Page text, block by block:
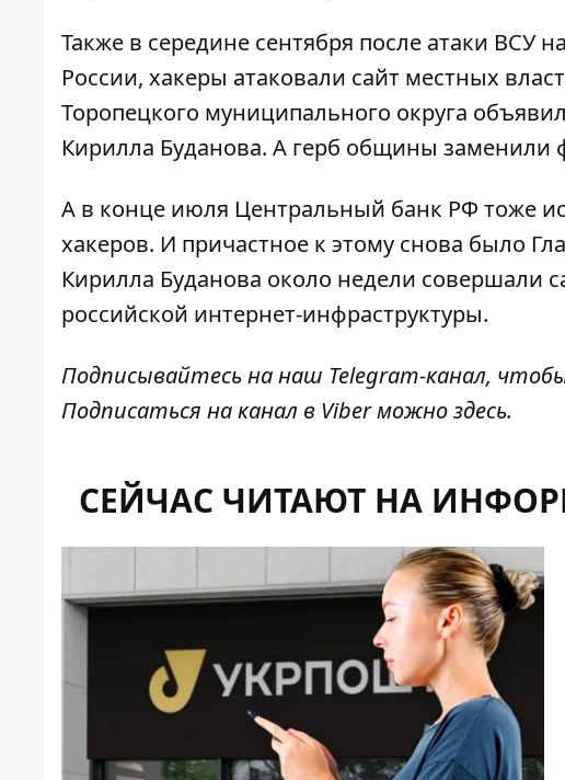
Также в середине сентября после атаки ВСУ
России, хакеры атаковали сайт местных
Торопецкого муниципального округа
Кирилла Буданова. А герб общины заменили
А в конце июля Центральный банк РФ тоже
хакеров. И причастное к этому снова было
Кирилла Буданова около недели совершали
российской интернет-инфраструктуры.
Подписывайтесь на наш Telegram-канал,
Подписаться на канал в Viber можноздесь.
СЕЙЧАС ЧИТАЮТ НА